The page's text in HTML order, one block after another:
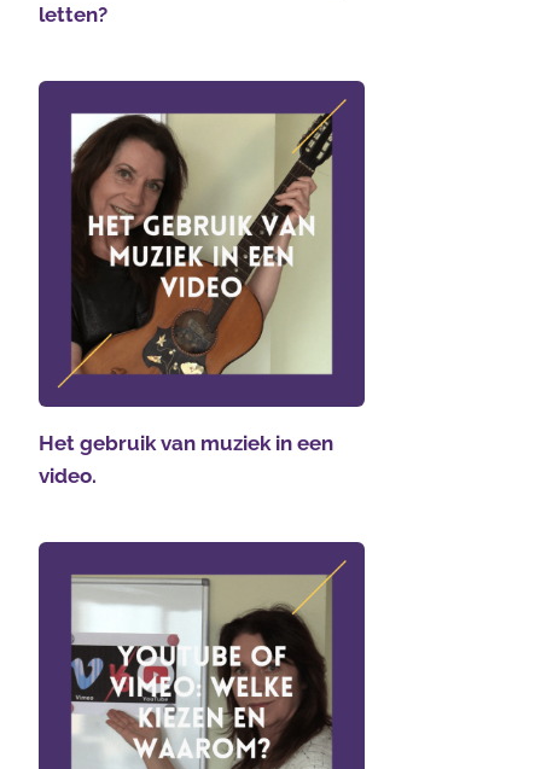
letten?
Het gebruik van muziek in een
video.